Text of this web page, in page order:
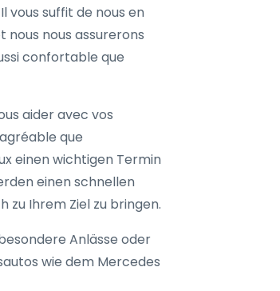
vous suffit de nous en
nous assurerons
confortable que
aider avec vos
que
einen wichtigen Termin
einen schnellen
zu Ihrem Ziel zu bringen.
Anlässe oder
wie dem Mercedes